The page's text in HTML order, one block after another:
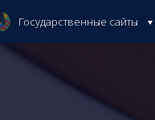
Государственные сайты